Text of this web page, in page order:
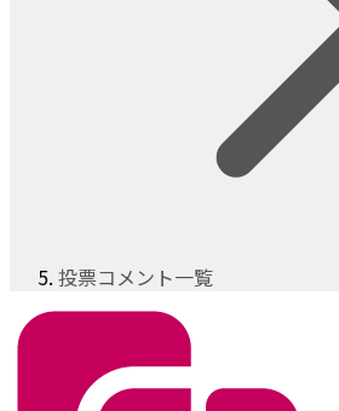
投票コメント一覧